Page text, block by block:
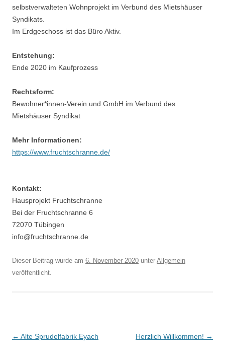
selbstverwalteten Wohnprojekt im Verbund des Mietshäuser
Syndikats.
Im Erdgeschoss ist das Büro Aktiv.
Entstehung:
Ende 2020 im Kaufprozess
Rechtsform:
Bewohner*innen-Verein und GmbH im Verbund des
Mietshäuser Syndikat
Mehr Informationen:
https://www.fruchtschranne.de/
Kontakt:
Hausprojekt Fruchtschranne
Bei der Fruchtschranne 6
72070 Tübingen
info@fruchtschranne.de
Dieser Beitrag wurde am 6. November 2020 unter Allgemein
veröffentlicht.
Beitragsnavigation
← Alte Sprudelfabrik Eyach Herzlich Willkommen! →